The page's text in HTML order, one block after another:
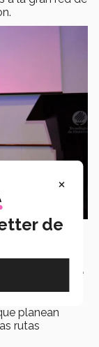
marítima de
la planta de
de
planean
rutas
×
de